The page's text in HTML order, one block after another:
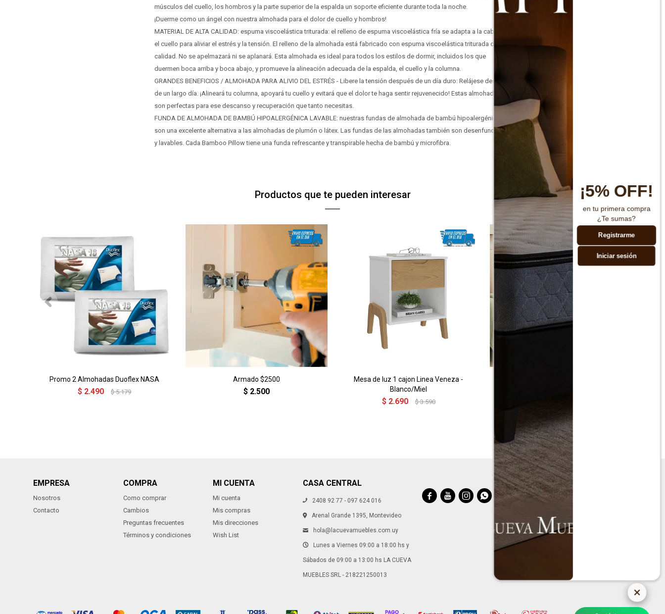
músculos del cuello, los hombros y la parte superior de la espalda un soporte eficiente durante toda la noche.
¡Duerme como un ángel con nuestra almohada para el dolor de cuello y hombros!
MATERIAL DE ALTA CALIDAD: espuma viscoelástica triturada: el relleno de espuma viscoelástica fría se adapta a la cabeza y
el cuello para aliviar el estrés y la tensión. El relleno de la almohada está fabricado con espuma viscoelástica triturada de alta
calidad. No se apelmazará ni se aplanará. Esta almohada es ideal para todos los estilos de dormir, incluidos los que
duermen boca arriba y boca abajo, y promueve la alineación adecuada de la espalda, el cuello y la columna.
GRANDES BENEFICIOS / ALMOHADA PARA ALIVIO DEL ESTRÉS - Libere la tensión después de un día duro: Relájese después
de un largo día. ¡Alineará tu columna, apoyará tu cuello y evitará que el dolor te haga sentir rejuvenecido! Estas almohadas
son perfectas para ese descanso y recuperación que tanto necesitas.
FUNDA DE ALMOHADA DE BAMBÚ HIPOALERGÉNICA LAVABLE: nuestras fundas de almohada de bambú hipoalergénicas
son una excelente alternativa a las almohadas de plumón o látex. Las fundas de las almohadas también son desenfundables
y lavables. Cada Bamboo Pillow tiene una funda refrescante y transpirable hecha de bambú y microfibra.
Productos que te pueden interesar
Promo 2 Almohadas Duoflex NASA
$ 2.490 $ 5.179
Armado $2500
$ 2.500
Mesa de luz 1 cajon Linea Veneza -
Blanco/Miel
$ 2.690 $ 3.590
EMPRESA
Nosotros
Contacto
COMPRA
Como comprar
Cambios
Preguntas frecuentes
Términos y condiciones
MI CUENTA
Mi cuenta
Mis compras
Mis direcciones
Wish List
CASA CENTRAL
2408 92 77 - 097 624 016
Arenal Grande 1395, Montevideo
hola@lacuevamuebles.com.uy
Lunes a Viernes 09:00 a 18:00 hs y
Sábados de 09:00 a 13:00 hs LA CUEVA
MUEBLES SRL - 218221250013
   
Comprá ahora y Pagá
Después, hasta en 12
cuotas y sin tocar tu
¡Sumate a la forma más ágil de comprar!
Comprá en 3 cuotas sin recargo o hasta en 12
Después:
Cédula de identidad
Celular
Estás calificado para comprar usando Pago
¡Tenés hasta
para comprar en las cuotas que
prefieras!
Elegí tus productos preferidos
Elegí Pago Después como metodo de pago
* sujeto a aprobación crediticia. El monto disponible
Ups!
Parece que no tenes oferta, lamentamos el
inconveniente, por cualquier duda contactanos
preguntas@pagodespues.com.uy
¡Algo salió mal!
Por favor intenta nuevamente mas tarde.
Comprá ahora y Pagá
Después, hasta en 12
cuotas y sin tocar tu
¡Sumate a la forma más ágil de comprar!
Comprá en 3 cuotas sin recargo o hasta en 12
Después:
Cédula de identidad
Celular
Estás calificado para comprar usando Pago
¡Tenés hasta
para comprar en las cuotas que
prefieras!
Elegí tus productos preferidos
Elegí Pago Después como metodo de pago
* sujeto a aprobación crediticia. El monto disponible
Ups!
Parece que no tenes oferta, lamentamos el
inconveniente, por cualquier duda contactanos
preguntas@pagodespues.com.uy
¡Algo salió mal!
Por favor intenta nuevamente mas tarde.
¡5% OFF!
en tu primera compra
¿Te sumas?
Registrarme
Iniciar sesión